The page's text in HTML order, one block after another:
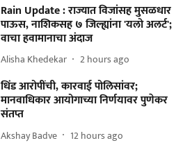
Rain Update : राज्यात विजांसह मुसळधार
पाऊस, नाशिकसह ७ जिल्ह्यांना 'यलो अलर्ट';
वाचा हवामानाचा अंदाज
Alisha Khedekar 2 hours ago
धिंड आरोपींची, कारवाई पोलिसांवर;
मानवाधिकार आयोगाच्या निर्णयावर पुणेकर
संतप्त
Akshay Badve 12 hours ago